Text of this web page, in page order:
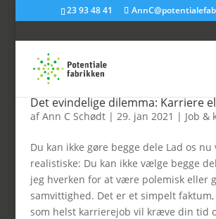
23 93 48 41
Det evindelige dilemma: Karriere
afAnn C Schødt| 29. jan 2021 | Job &
Du kan ikke gøre begge dele Lad os
realistiske: Du kan ikke vælge begge
jeg hverken for at være polemisk eller
samvittighed. Det er et simpelt
som helst karrierejob vil kræve din tid